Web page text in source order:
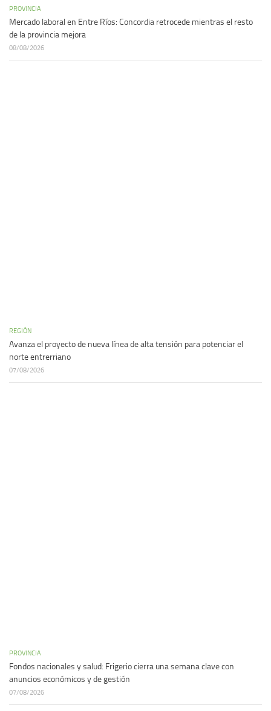
PROVINCIA
Mercado laboral en Entre Ríos: Concordia retrocede mientras el resto
de la provincia mejora
08/08/2026
REGIÓN
Avanza el proyecto de nueva línea de alta tensión para potenciar el
norte entrerriano
07/08/2026
PROVINCIA
Fondos nacionales y salud: Frigerio cierra una semana clave con
anuncios económicos y de gestión
07/08/2026